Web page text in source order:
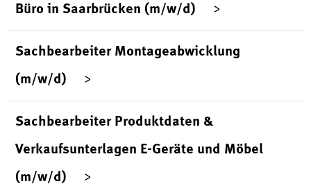
Büro in Saarbrücken (m/w/d)
Sachbearbeiter Montageabwicklung
(m/w/d)
Sachbearbeiter Produktdaten &
Verkaufsunterlagen E-Geräte und Möbel
(m/w/d)